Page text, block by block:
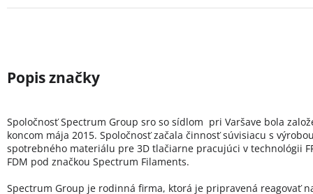
Spoločnosť Spectrum Group sro so sídlom pri Varšave bola
koncom mája 2015. Spoločnosť začala činnosť súvisiacu s
spotrebného materiálu pre 3D tlačiarne pracujúci v technológii
FDM pod značkou Spectrum Filaments.
Spectrum Group je rodinná firma, ktorá je pripravená reagovať